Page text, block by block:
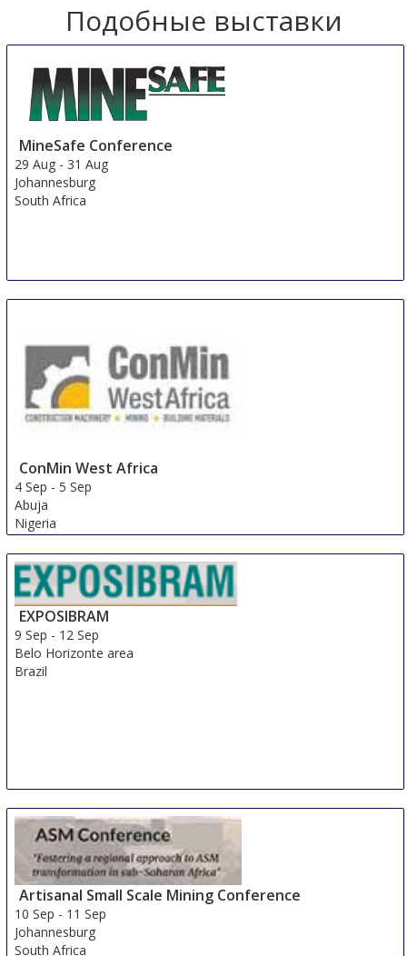
Подобные выставки
MineSafe Conference
29 Aug - 31 Aug
Johannesburg
South Africa
ConMin West Africa
4 Sep -5 Sep
Abuja
Nigeria
EXPOSIBRAM
9 Sep - 12 Sep
Belo Horizonte area
Brazil
Artisanal Small Scale Mining Conference
10 Sep - 11 Sep
Johannesburg
South Africa